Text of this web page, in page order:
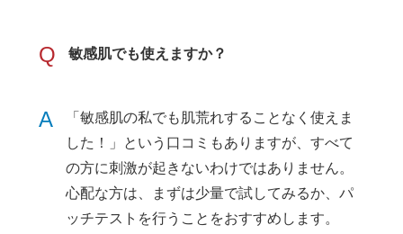
Q 敏感肌でも使えますか？
A
「敏感肌の私でも肌荒れすることなく使えま
した！」という口コミもありますが、すべて
の方に刺激が起きないわけではありません。
心配な方は、まずは少量で試してみるか、パ
ッチテストを行うことをおすすめします。